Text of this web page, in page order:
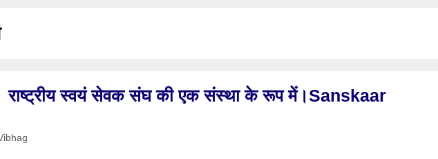
राष्ट्रीय स्वयं सेवक संघ की एक संस्था के रूप में।Sanskaar